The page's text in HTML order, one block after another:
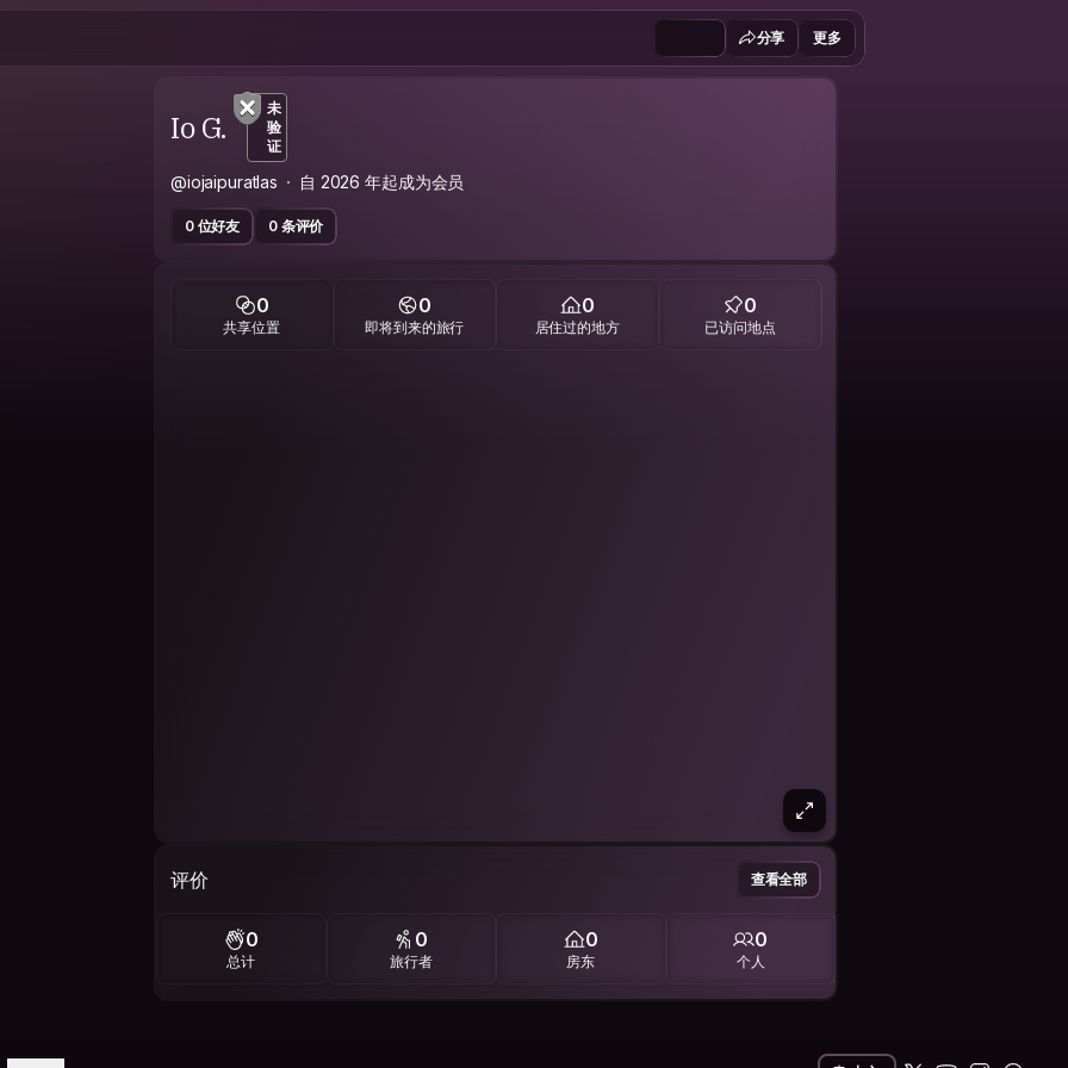
分享 更多
Io G.
未
验
证
@iojaipuratlas 自 2026 年起成为会员
0 位好友 0 条评价
0
共享位置
0
即将到来的旅行
0
居住过的地方
0
已访问地点
评价 查看全部
0
总计
0
旅行者
0
房东
0
个人